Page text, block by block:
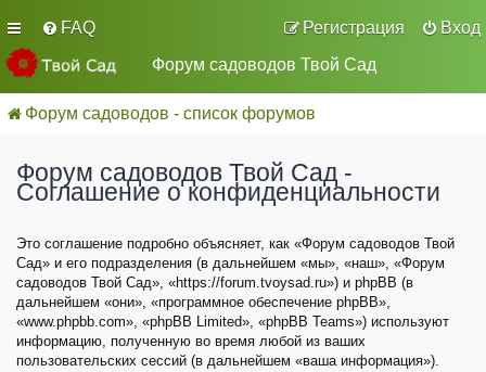
FAQ Вход
Регистрация
Форум садоводов Твой Сад
Форум садоводов - список форумов
Форум садоводов Твой Сад -
Соглашение о конфиденциальности
Это соглашение подробно объясняет, как «Форум садоводов Твой
Сад» и его подразделения (в дальнейшем «мы», «наш», «Форум
садоводов Твой Сад», «https://forum.tvoysad.ru») и phpBB (в
дальнейшем «они», «программное обеспечение phpBB»,
«www.phpbb.com», «phpBB Limited», «phpBB Teams») используют
информацию, полученную во время любой из ваших
пользовательских сессий (в дальнейшем «ваша информация»).